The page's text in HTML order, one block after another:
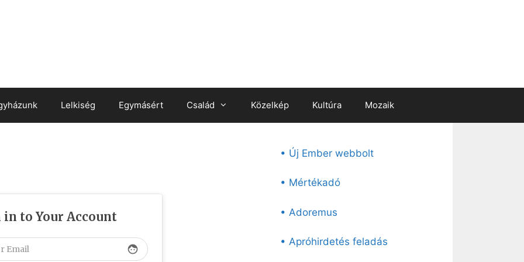
Lelkiség Egymásért Család Közelkép Kultúra Mozaik
in to Your Account
face
• Új Ember webbolt
• Mértékadó
• Adoremus
• Apróhirdetés feladás